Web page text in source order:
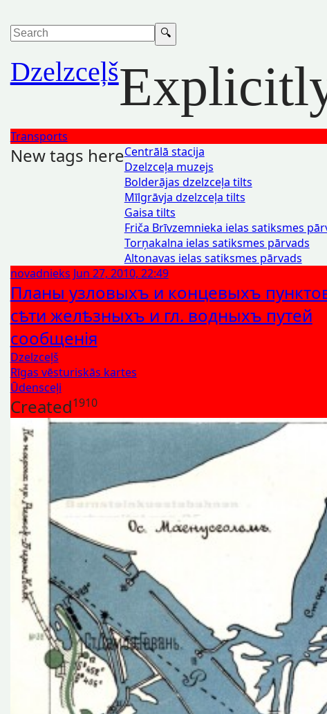
Dzelzceļš
Transports
New tags hereCentrālā stacija
Dzelzceļa muzejs
Bolderājas dzelzceļa tilts
Mīlgrāvja dzelzceļa tilts
Gaisa tilts
Friča Brīvzemnieka ielas satiksmes
Torņakalna ielas satiksmes pārvads
Altonavas ielas satiksmes pārvads
novadnieks Jun 27, 2010, 22:49
Планы узловыхъ и концевыхъ
сѣти желѣзныхъ и гл. водныхъ путей
сообщенiя
Dzelzceļš
Rīgas vēsturiskās kartes
Ūdensceļi
Created1910